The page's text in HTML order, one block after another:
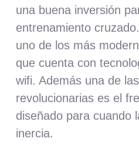
una buena inversión
entrenamiento
uno de los más
que cuenta con
wifi. Además una de
revolucionarias es el
diseñado para cuando
inercia.